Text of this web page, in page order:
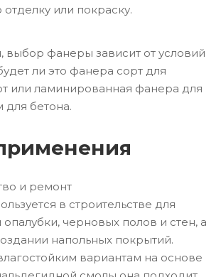
или покраску.
выбор фанеры зависит от условий
ли это фанера сорт для
или ламинированная фанера для
бетона.
и ремонт
в строительстве для
черновых полов и стен, а
напольных покрытий.
вариантам на основе